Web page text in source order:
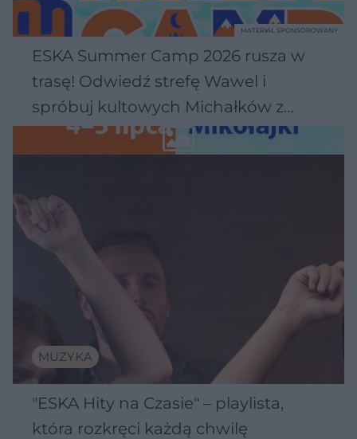
ESKA Summer Camp 2026 rusza w
trasę! Odwiedź strefę Wawel i
spróbuj kultowych Michałków z
Wawelu
MATERIAŁ SPONSOROWANY
MUZYKA
"ESKA Hity na Czasie" – playlista,
która rozkręci każdą chwilę